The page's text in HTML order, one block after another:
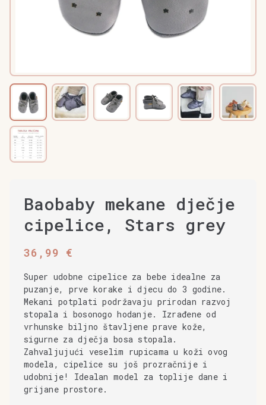
Baobaby mekane dječje
cipelice, Stars grey
36,99 €
Super udobne cipelice za bebe idealne za
puzanje, prve korake i djecu do 3 godine.
Mekani potplati podržavaju prirodan razvoj
stopala i bosonogo hodanje. Izrađene od
vrhunske biljno štavljene prave kože,
sigurne za dječja bosa stopala.
Zahvaljujući veselim rupicama u koži ovog
modela, cipelice su još prozračnije i
udobnije! Idealan model za toplije dane i
grijane prostore.